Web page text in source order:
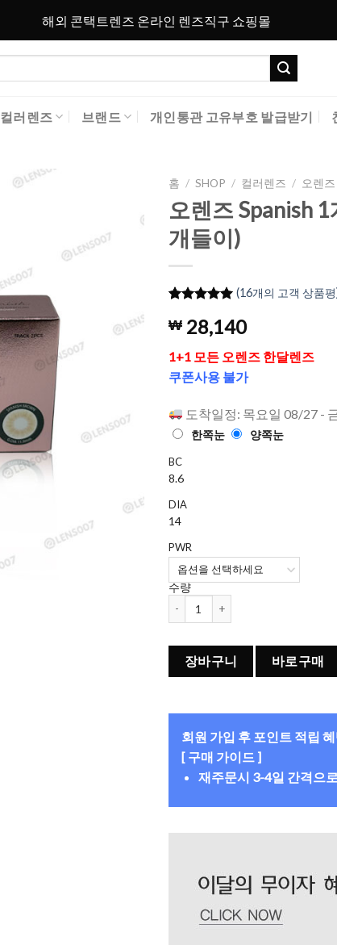
해외 콘택트렌즈 온라인 렌즈직구 쇼핑몰
컬러렌즈 브랜드 개인통관 고유부호 발급받기
Wishlist
홈 / SHOP / 컬러렌즈 / 오렌즈
오렌즈 Spanish
개들이)
평가를 기
준으로 5점
만점에점
으로 평가
됨
(16개의 고객 상품평
₩ 28,140
1+1 모든 오렌즈 한달렌즈
쿠폰사용 불가
도착일정: 목요일 08/27 -
한쪽눈 양쪽눈
BC
8.6
DIA
14
PWR
수량
오렌즈 Spanish 1개월용 컬러렌즈
장바구니 바로구매
회원 가입 후 포인트 적립
[ 구매 가이드 ]
재주문시 3-4일 간격으